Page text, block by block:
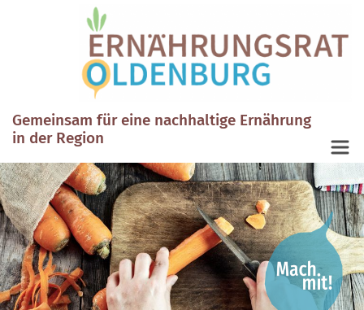
Gemeinsam für eine nachhaltige Ernährung
in der Region